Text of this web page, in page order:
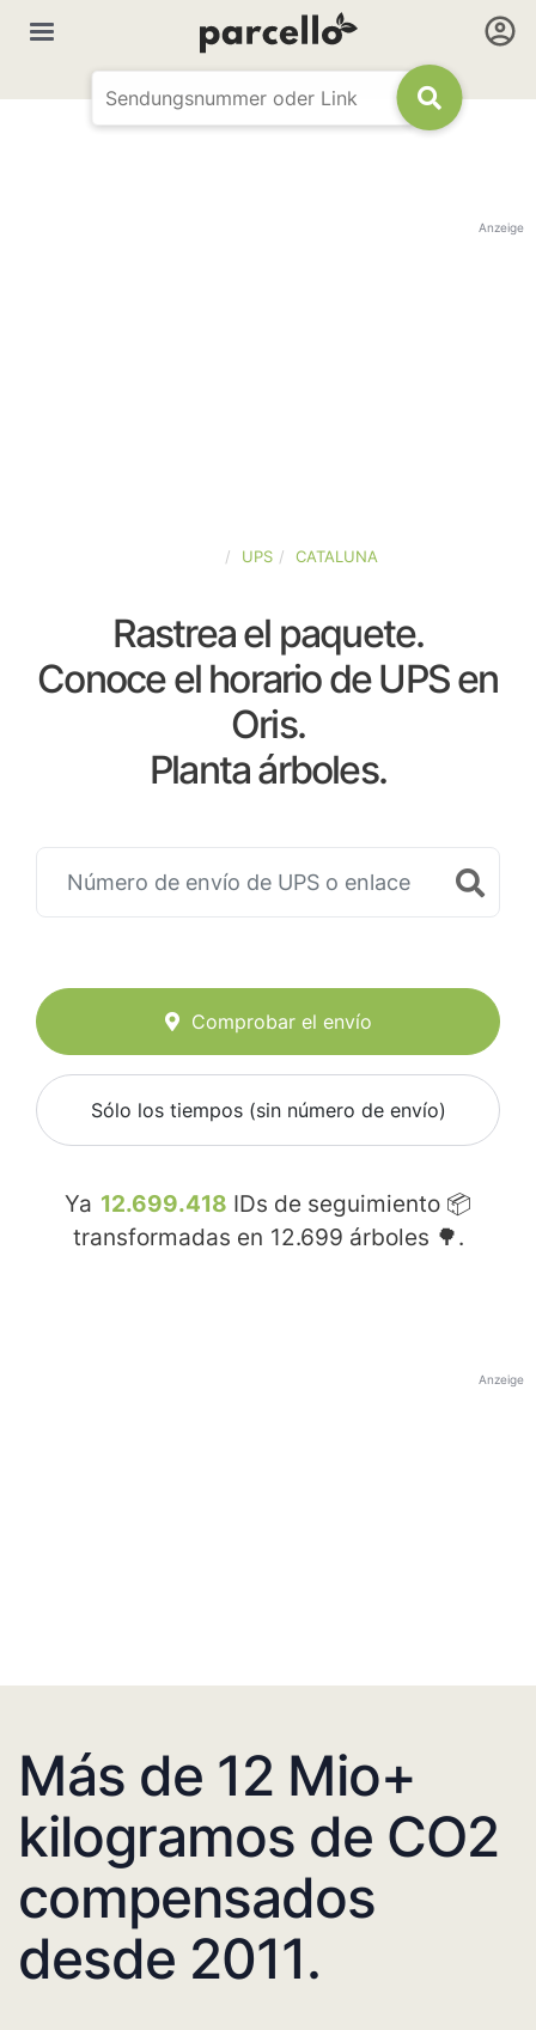
Anzeige
UPS CATALUNA
Rastrea el paquete.
Conoce el horario de UPS en
Oris.
Planta árboles.
Comprobar el envío
Sólo los tiempos (sin número de envío)
Ya 12.699.418 IDs de seguimiento 📦
transformadas en 12.699 árboles 🌳.
Anzeige
Más de 12 Mio+
kilogramos de CO2
compensados
desde 2011.